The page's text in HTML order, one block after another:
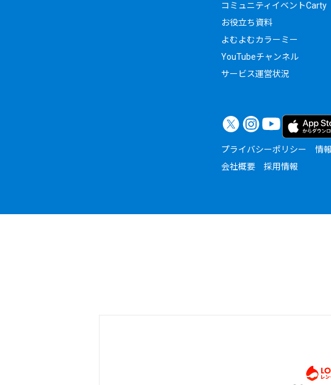
コミュニティイベントCarty
お役立ち資料
よむよむカラーミー
YouTubeチャンネル
サービス運営状況
プライバシーポリシー 情
会社概要
採用情報